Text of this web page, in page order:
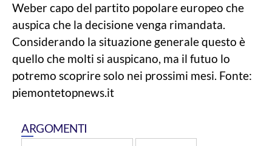
Weber capo del partito popolare europeo che
auspica che la decisione venga rimandata.
Considerando la situazione generale questo è
quello che molti si auspicano, ma il futuo lo
potremo scoprire solo nei prossimi mesi. Fonte:
piemontetopnews.it
ARGOMENTI